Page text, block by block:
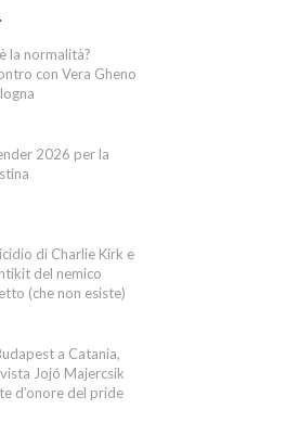
la normalità?
con Vera Gheno
2026 per la
di Charlie Kirk e
del nemico
(che non esiste)
a Catania,
Jojó Majercsik
d’onore del pride